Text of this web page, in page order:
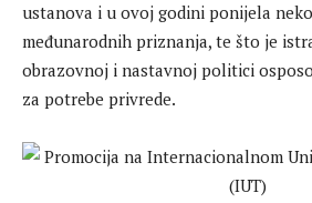
ustanova i u ovoj godini ponijela
međunarodnih priznanja, te što je
obrazovnoj i nastavnoj politici
za potrebe privrede.